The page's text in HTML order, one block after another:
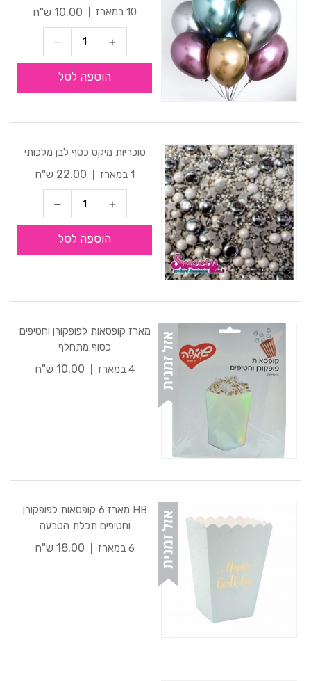
10 במארז
10.00 ש"ח
הוספה לסל
סוכריות מיקס כסף לבן מלכותי
1 במארז
22.00 ש"ח
הוספה לסל
מארז קופסאות לפופקורן וחטיפים
כסוף מתחלף
4 במארז
10.00 ש"ח
HB מארז 6 קופסאות לפופקורן
וחטיפים תכלת הטבעה
6 במארז
18.00 ש"ח